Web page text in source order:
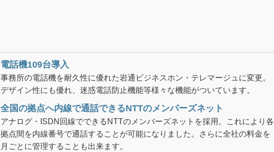
電話機109台導入
事務所の電話機を耐久性に優れた岩通ビジネスホン・テレマージュに変更。
デザイン性にも優れ、迷惑電話防止機能等様々な機能がついています。
全国の拠点へ内線で通話できるNTTのメンバーズネット
アナログ・ISDN回線でできるNTTのメンバーズネットを採用。これにより各
拠点間を内線番号で通話することが可能になりました。さらに全社の料金を
月ごとに管理することも出来ます。